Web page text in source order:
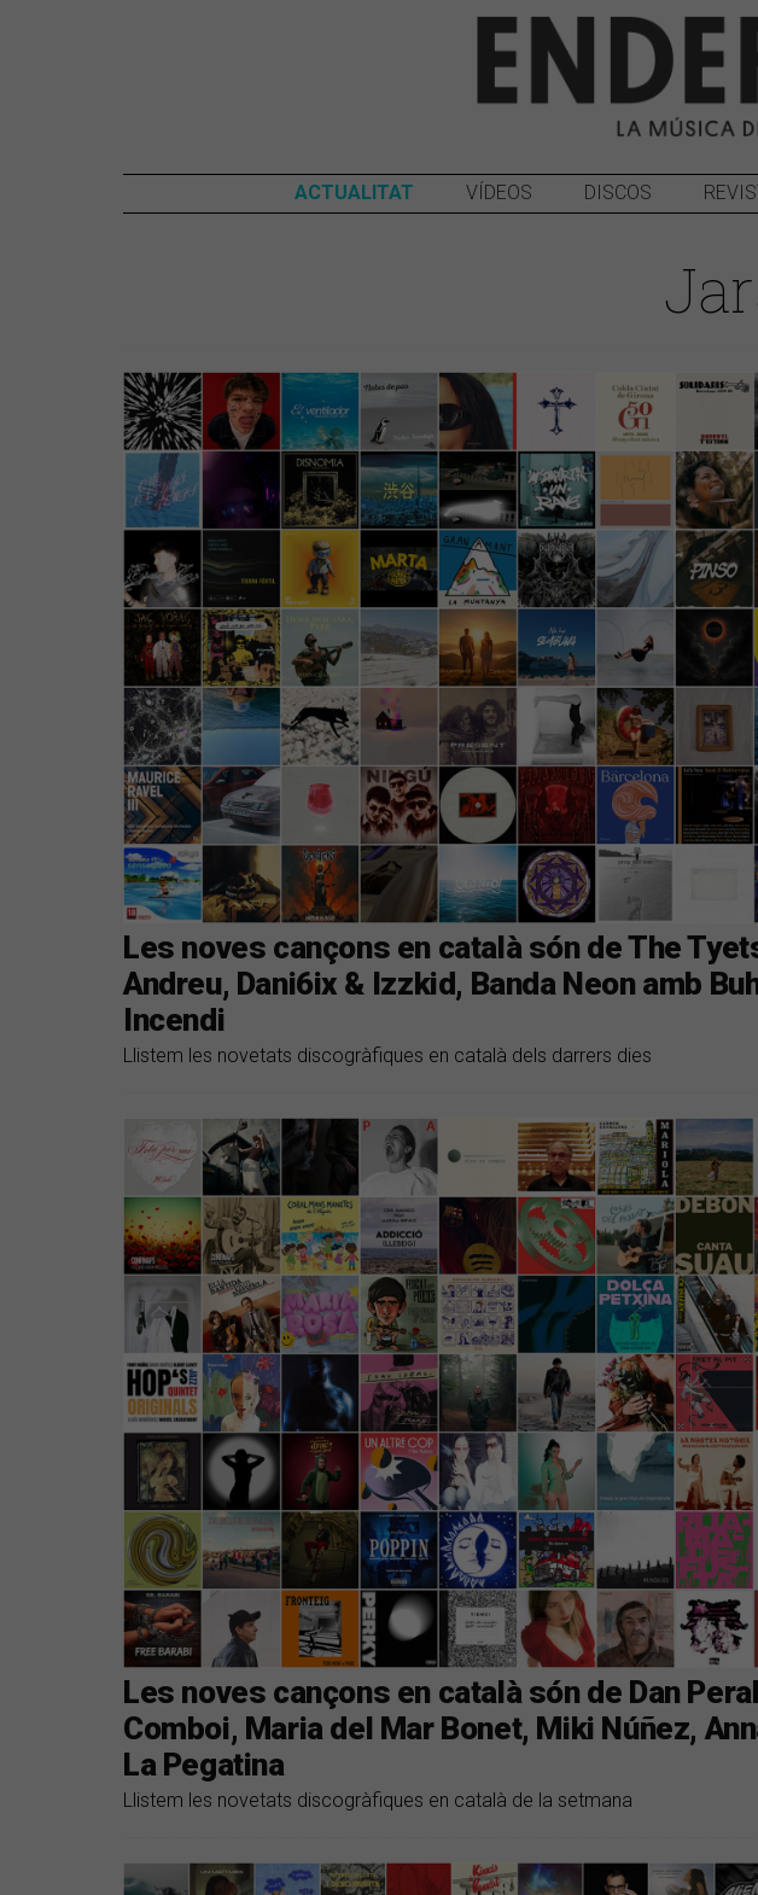
ACTUALITAT VÍDEOS DISCOS
Les noves cançons en català són de The
Andreu, Dani6ix & Izzkid, Banda Neon amb
Incendi
Llistem les novetats discogràfiques en català dels darrers dies
Les noves cançons en català són de Dan
Comboi, Maria del Mar Bonet, Miki Núñez,
La Pegatina
Llistem les novetats discogràfiques en català de la setmana